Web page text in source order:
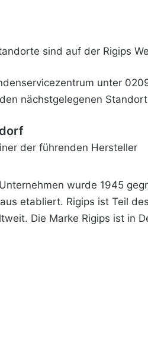
sind auf der Rigips
unter
nächstgelegenen
der führenden Hersteller
wurde 1945
etabliert. Rigips ist Teil
Die Marke Rigips ist in